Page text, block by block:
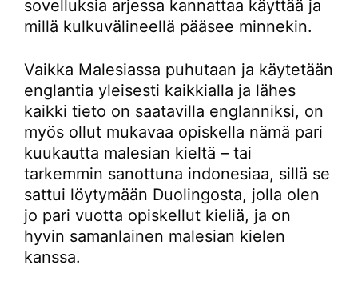
sovelluksia arjessa kannattaa käyttää ja
millä kulkuvälineellä pääsee minnekin.
Vaikka Malesiassa puhutaan ja käytetään
englantia yleisesti kaikkialla ja lähes
kaikki tieto on saatavilla englanniksi, on
myös ollut mukavaa opiskella nämä pari
kuukautta malesian kieltä – tai
tarkemmin sanottuna indonesiaa, sillä se
sattui löytymään Duolingosta, jolla olen
jo pari vuotta opiskellut kieliä, ja on
hyvin samanlainen malesian kielen
kanssa.